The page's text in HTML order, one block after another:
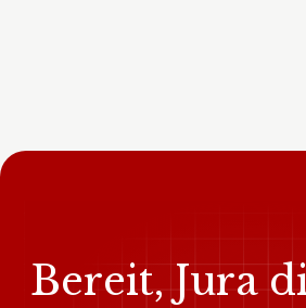
Bereit, Jura